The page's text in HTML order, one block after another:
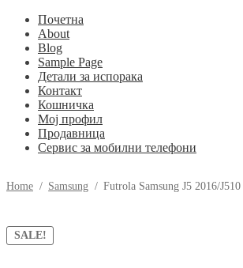
Почетна
About
Blog
Sample Page
Детали за испорака
Контакт
Кошничка
Мој профил
Продавница
Сервис за мобилни телефони
Home / Samsung / Futrola Samsung J5 2016/
SALE!